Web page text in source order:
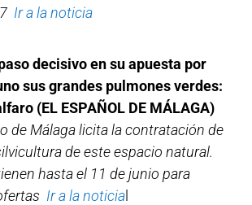
Ir a la noticia
decisivo en su apuesta por
sus grandes pulmones verdes:
(EL ESPAÑOL DE MÁLAGA)
de Málaga licita la contratación de
de este espacio natural.
hasta el 11 de junio para
Ir a la noticial